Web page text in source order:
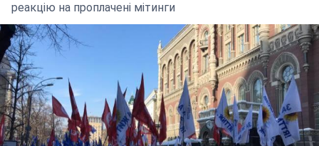
реакцію на проплачені мітинги